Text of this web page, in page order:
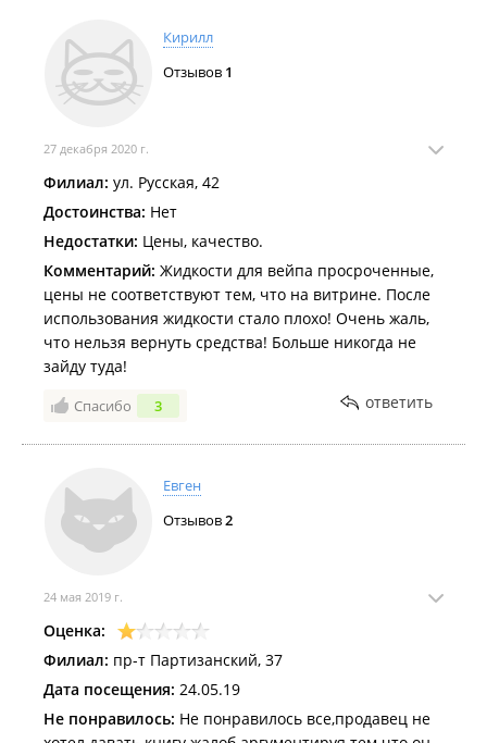
Кирилл
Отзывов 1
27 декабря 2020 г.
Филиал: ул. Русская, 42
Достоинства: Нет
Недостатки: Цены, качество.
Комментарий: Жидкости для вейпа просроченные,
цены не соответствуют тем, что на витрине. После
использования жидкости стало плохо! Очень жаль,
что нельзя вернуть средства! Больше никогда не
зайду туда!
Спасибо 3 ответить
Евген
Отзывов2
24 мая 2019 г.
Оценка:
Филиал: пр-т Партизанский, 37
Дата посещения: 24.05.19
Не понравилось: Не понравилось все,продавец не